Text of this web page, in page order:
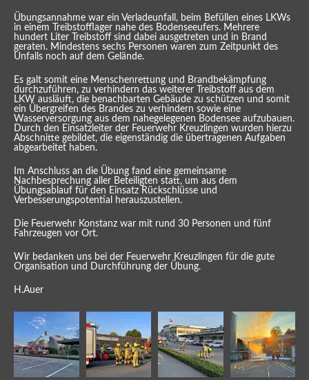
Übungsannahme war ein Verladeunfall, beim Befüllen eines LKWs
in einem Treibstofflager nahe des Bodenseeufers. Mehrere
hundert Liter Treibstoff sind dabei ausgetreten und in Brand
geraten. Mindestens sechs Personen waren zum Zeitpunkt des
Unfalls noch auf dem Gelände.
Es galt somit eine Menschenrettung und Brandbekämpfung
durchzuführen, zu verhindern das weiterer Treibstoff aus dem
LKW ausläuft, die benachbarten Gebäude zu schützen und somit
ein Übergreifen des Brandes zu verhindern sowie eine
Wasserversorgung aus dem nahegelegenen Bodensee aufzubauen.
Durch den Einsatzleiter der Feuerwehr Kreuzlingen wurden hierzu
Abschnitte gebildet, die eigenständig die übertragenen Aufgaben
abgearbeitet haben.
Im Anschluss an die Übung fand eine gemeinsame
Nachbesprechung aller Beteiligten statt, um aus dem
Übungsablauf für den Einsatz Rückschlüsse und
Verbesserungspotential herauszustellen.
Die Feuerwehr Konstanz war mit rund 30 Personen und fünf
Fahrzeugen vor Ort.
Wir bedanken uns bei der Feuerwehr Kreuzlingen für die gute
Organisation und Durchführung der Übung.
H.Auer